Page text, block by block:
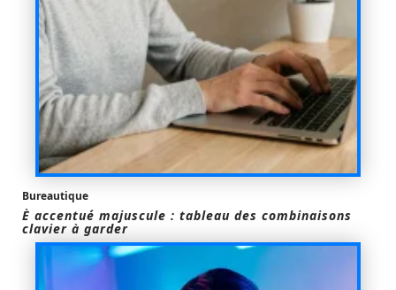
Bureautique
È accentué majuscule : tableau des combinaisons
clavier à garder